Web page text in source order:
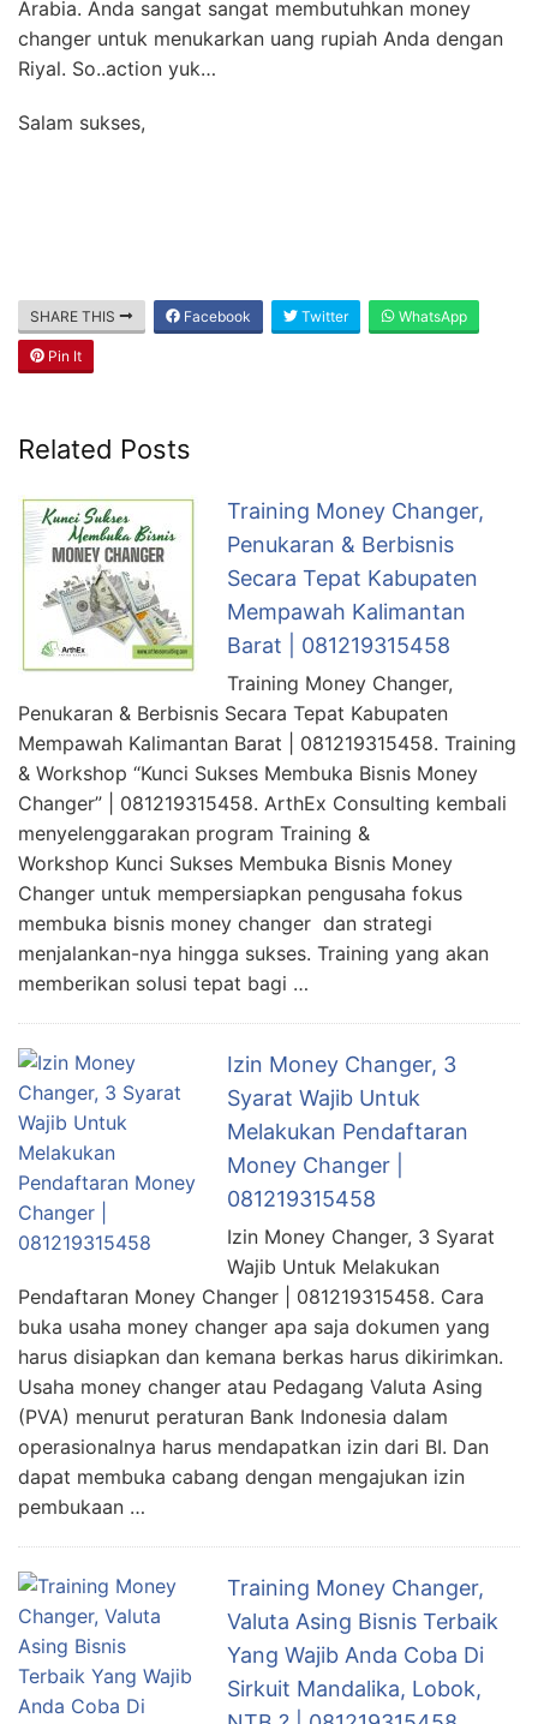
Arabia. Anda sangat sangat membutuhkan money
changer untuk menukarkan uang rupiah Anda dengan
Riyal. So..action yuk…
Salam sukses,
SHARE THIS Facebook Twitter WhatsApp
Pin It
Related Posts
Training Money Changer,
Penukaran & Berbisnis
Secara Tepat Kabupaten
Mempawah Kalimantan
Barat | 081219315458
Training Money Changer,
Penukaran & Berbisnis Secara Tepat Kabupaten
Mempawah Kalimantan Barat | 081219315458. Training
& Workshop “Kunci Sukses Membuka Bisnis Money
Changer” | 081219315458. ArthEx Consulting kembali
menyelenggarakan program Training &
Workshop Kunci Sukses Membuka Bisnis Money
Changer untuk mempersiapkan pengusaha fokus
membuka bisnis money changer dan strategi
menjalankan-nya hingga sukses. Training yang akan
memberikan solusi tepat bagi …
Izin Money Changer, 3
Syarat Wajib Untuk
Melakukan Pendaftaran
Money Changer |
081219315458
Izin Money Changer, 3 Syarat
Wajib Untuk Melakukan
Pendaftaran Money Changer | 081219315458. Cara
buka usaha money changer apa saja dokumen yang
harus disiapkan dan kemana berkas harus dikirimkan.
Usaha money changer atau Pedagang Valuta Asing
(PVA) menurut peraturan Bank Indonesia dalam
operasionalnya harus mendapatkan izin dari BI. Dan
dapat membuka cabang dengan mengajukan izin
pembukaan …
Training Money Changer,
Valuta Asing Bisnis Terbaik
Yang Wajib Anda Coba Di
Sirkuit Mandalika, Lobok,